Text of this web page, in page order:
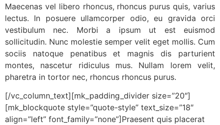
Maecenas vel libero rhoncus, rhoncus purus quis, varius
lectus. In posuere ullamcorper odio, eu gravida orci
vestibulum nec. Morbi a ipsum ut est euismod
sollicitudin. Nunc molestie semper velit eget mollis. Cum
sociis natoque penatibus et magnis dis parturient
montes, nascetur ridiculus mus. Nullam lorem velit,
pharetra in tortor nec, rhoncus rhoncus purus.
[/vc_column_text][mk_padding_divider size=”20″]
[mk_blockquote style=”quote-style” text_size=”18″
align=”left” font_family=”none”]Praesent quis placerat